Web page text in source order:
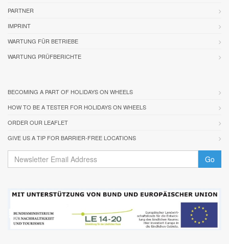
PARTNER
IMPRINT
WARTUNG FÜR BETRIEBE
WARTUNG PRÜFBERICHTE
BECOMING A PART OF HOLIDAYS ON WHEELS
HOW TO BE A TESTER FOR HOLIDAYS ON WHEELS
ORDER OUR LEAFLET
GIVE US A TIP FOR BARRIER-FREE LOCATIONS
Go